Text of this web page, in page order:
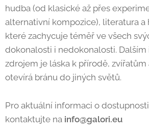
hudba (od klasické až přes
alternativní kompozice), literatura a
které zachycuje téměř ve všech
dokonalosti i nedokonalosti.
zdrojem je láska k přírodě,
otevírá bránu do jiných světů.
Pro aktuální informaci o
kontaktujte na info@galori.eu